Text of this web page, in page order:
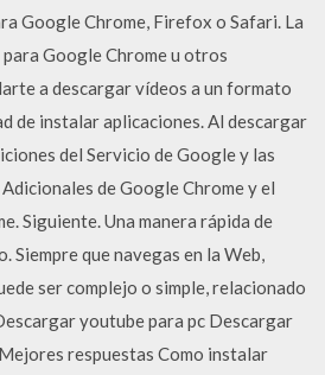
Google Chrome, Firefox o Safari. La
Google Chrome u otros
a descargar vídeos a un formato
de instalar aplicaciones. Al descargar
del Servicio de Google y las
de Google Chrome y el
Siguiente. Una manera rápida de
Siempre que navegas en la Web,
ser complejo o simple, relacionado
youtube para pc Descargar
respuestas Como instalar